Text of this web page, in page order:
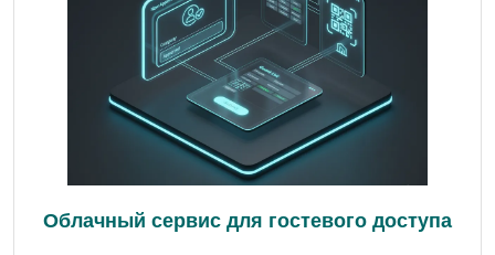
Облачный сервис для гостевого доступа